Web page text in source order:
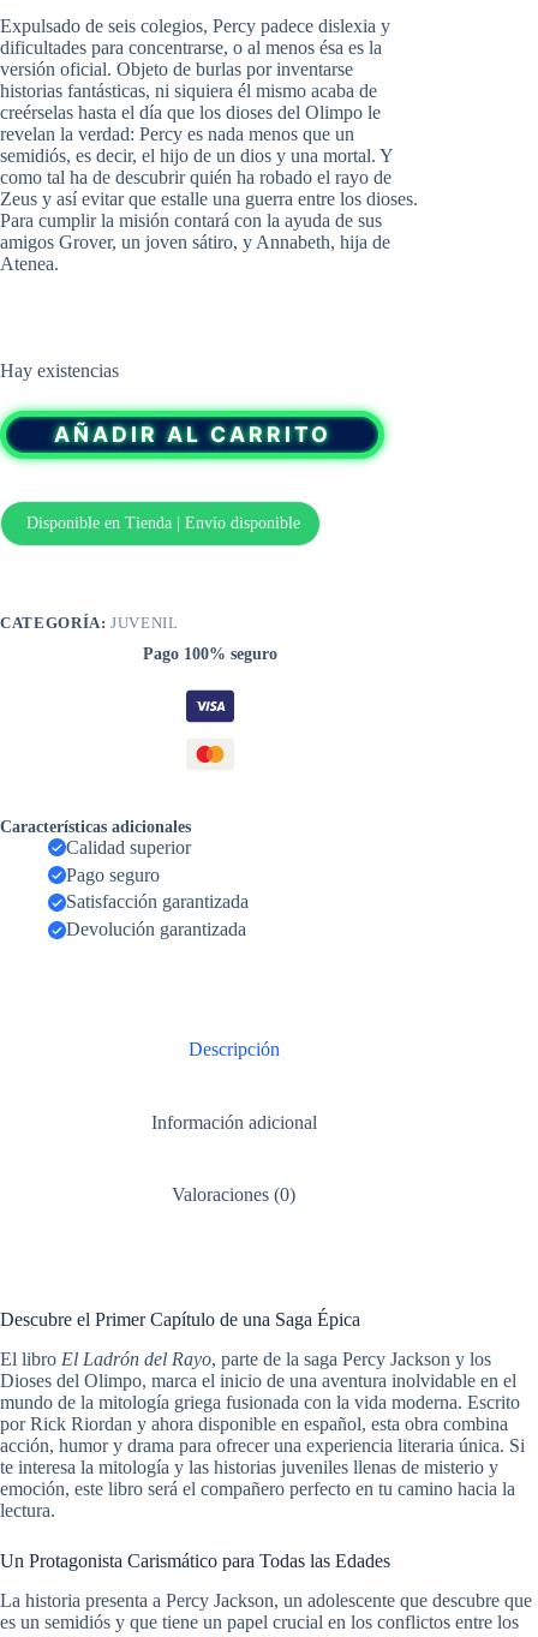
Expulsado de seis colegios, Percy padece dislexia y
dificultades para concentrarse, o al menos ésa es la
versión oficial. Objeto de burlas por inventarse
historias fantásticas, ni siquiera él mismo acaba de
creérselas hasta el día que los dioses del Olimpo le
revelan la verdad: Percy es nada menos que un
semidiós, es decir, el hijo de un dios y una mortal. Y
como tal ha de descubrir quién ha robado el rayo de
Zeus y así evitar que estalle una guerra entre los dioses.
Para cumplir la misión contará con la ayuda de sus
amigos Grover, un joven sátiro, y Annabeth, hija de
Atenea.
Hay existencias
AÑADIR AL CARRITO
Disponible en Tienda | Envío disponible
CATEGORÍA:JUVENIL
Pago 100% seguro
Características adicionales
Calidad superior
Pago seguro
Satisfacción garantizada
Devolución garantizada
Descripción
Información adicional
Valoraciones (0)
Descubre el Primer Capítulo de una Saga Épica
El libro El Ladrón del Rayo, parte de la saga Percy Jackson y los
Dioses del Olimpo, marca el inicio de una aventura inolvidable en el
mundo de la mitología griega fusionada con la vida moderna. Escrito
por Rick Riordan y ahora disponible en español, esta obra combina
acción, humor y drama para ofrecer una experiencia literaria única. Si
te interesa la mitología y las historias juveniles llenas de misterio y
emoción, este libro será el compañero perfecto en tu camino hacia la
lectura.
Un Protagonista Carismático para Todas las Edades
La historia presenta a Percy Jackson, un adolescente que descubre que
es un semidiós y que tiene un papel crucial en los conflictos entre los